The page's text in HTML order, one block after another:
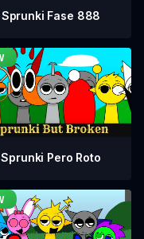
Sprunki Fase 888
Sprunki Pero Roto